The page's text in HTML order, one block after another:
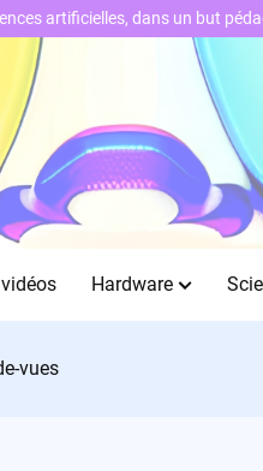
Hardware
vues
artificielles, dans un but